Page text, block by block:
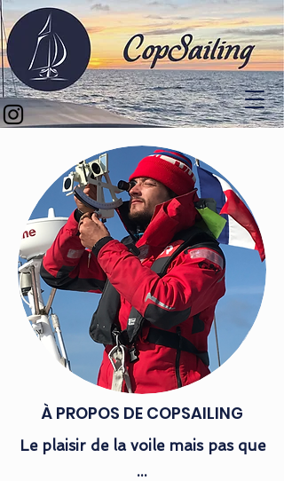
À PROPOS DE COPSAILING
Le plaisir de la voile maispas que
...